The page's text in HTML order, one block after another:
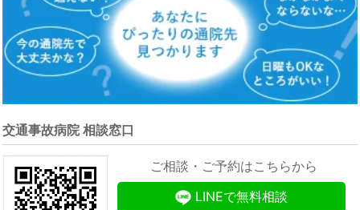
交通事故病院 相談窓口
ご相談・ご予約はこちらから
LINEで無料相談